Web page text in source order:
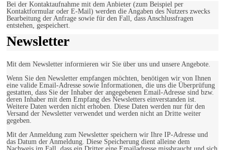
Bei der Kontaktaufnahme mit dem Anbieter (zum Beispiel per
Kontaktformular oder E-Mail) werden die Angaben des Nutzers zwecks
Bearbeitung der Anfrage sowie für den Fall, dass Anschlussfragen
entstehen, gespeichert.
Newsletter
Mit dem Newsletter informieren wir Sie über uns und unsere Angebote.
Wenn Sie den Newsletter empfangen möchten, benötigen wir von Ihnen
eine valide Email-Adresse sowie Informationen, die uns die Überprüfung
gestatten, dass Sie der Inhaber der angegebenen Email-Adresse sind bzw.
deren Inhaber mit dem Empfang des Newsletters einverstanden ist.
Weitere Daten werden nicht erhoben. Diese Daten werden nur für den
Versand der Newsletter verwendet und werden nicht an Dritte weiter
gegeben.
Mit der Anmeldung zum Newsletter speichern wir Ihre IP-Adresse und
das Datum der Anmeldung. Diese Speicherung dient alleine dem